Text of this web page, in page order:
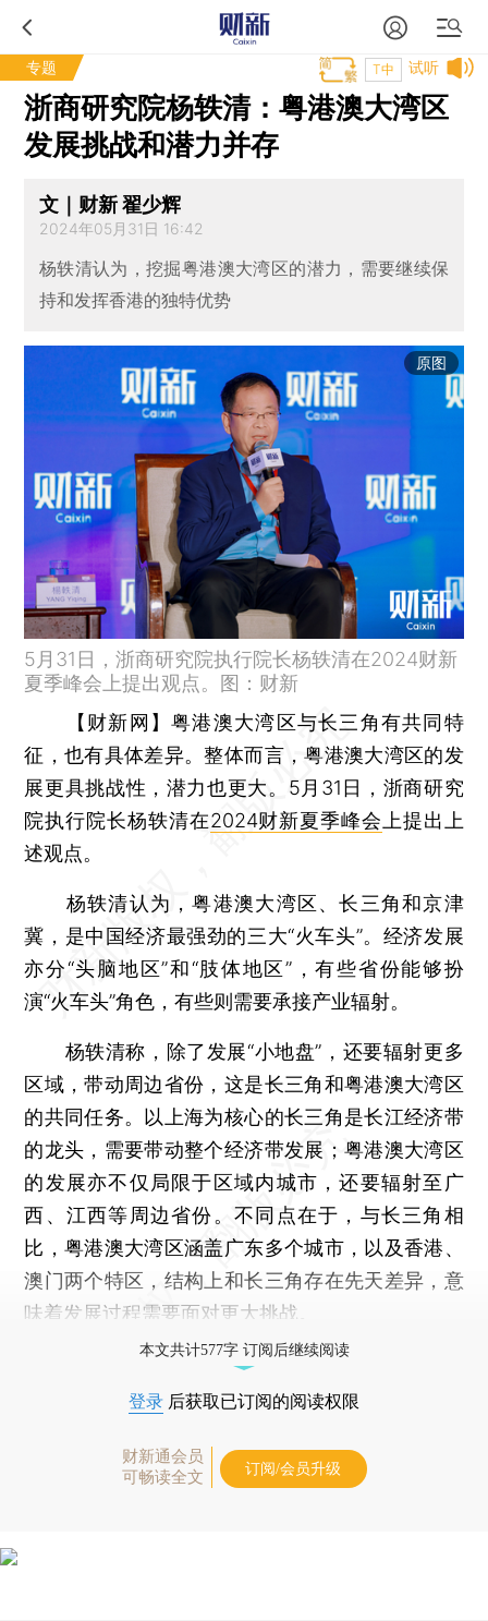
专题 试听
T中
浙商研究院杨轶清：粤港澳大湾区
发展挑战和潜力并存
文｜财新 翟少辉
2024年05月31日 16:42
杨轶清认为，挖掘粤港澳大湾区的潜力，需要继续保
持和发挥香港的独特优势
原图
5月31日，浙商研究院执行院长杨轶清在2024财新
夏季峰会上提出观点。图：财新
【财新网】粤港澳大湾区与长三角有共同特
征，也有具体差异。整体而言，粤港澳大湾区的发
展更具挑战性，潜力也更大。5月31日，浙商研究
院执行院长杨轶清在2024财新夏季峰会 上提出上
述观点。
杨轶清认为，粤港澳大湾区、长三角和京津
冀，是中国经济最强劲的三大“火车头”。经济发展
亦分“头脑地区”和“肢体地区”，有些省份能够扮
演“火车头”角色，有些则需要承接产业辐射。
杨轶清称，除了发展“小地盘”，还要辐射更多
区域，带动周边省份，这是长三角和粤港澳大湾区
的共同任务。以上海为核心的长三角是长江经济带
的龙头，需要带动整个经济带发展；粤港澳大湾区
的发展亦不仅局限于区域内城市，还要辐射至广
西、江西等周边省份。不同点在于，与长三角相
比，粤港澳大湾区涵盖广东多个城市，以及香港、
澳门两个特区，结构上和长三角存在先天差异，意
味着发展过程需要面对更大挑战。
本文共计577字 订阅后继续阅读
登录 后获取已订阅的阅读权限
财新通会员
可畅读全文
订阅/会员升级